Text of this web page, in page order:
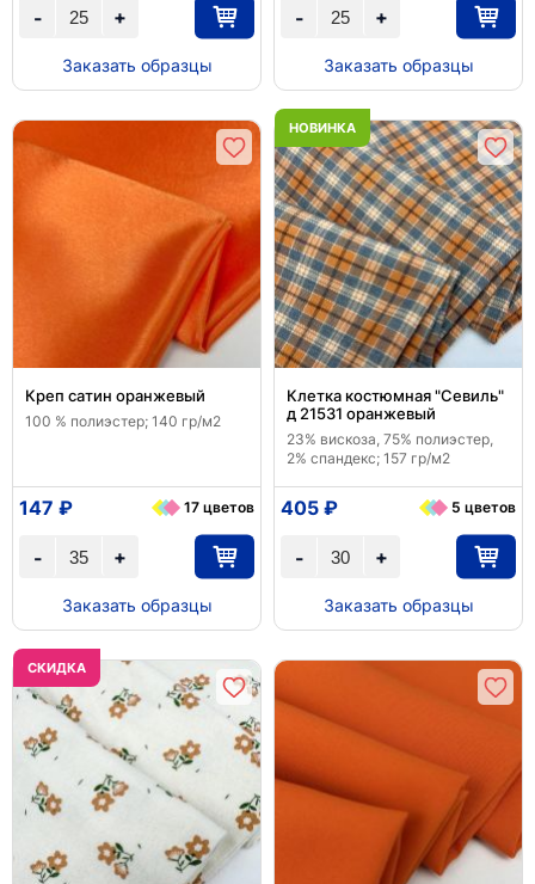
+
-
Заказать образцы
+
-
Заказать образцы
Креп сатин оранжевый
100 % полиэстер; 140 гр/м2
+
-
147 ₽ 17 цветов
Заказать образцы
НОВИНКА
Клетка костюмная "Севиль"
д 21531 оранжевый
23% вискоза, 75% полиэстер,
2% спандекс; 157 гр/м2
+
-
405 ₽ 5 цветов
Заказать образцы
CКИДКА